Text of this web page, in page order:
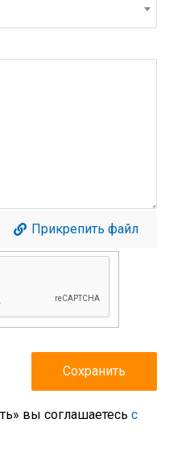
Прикрепить файл
вы соглашаетесь с